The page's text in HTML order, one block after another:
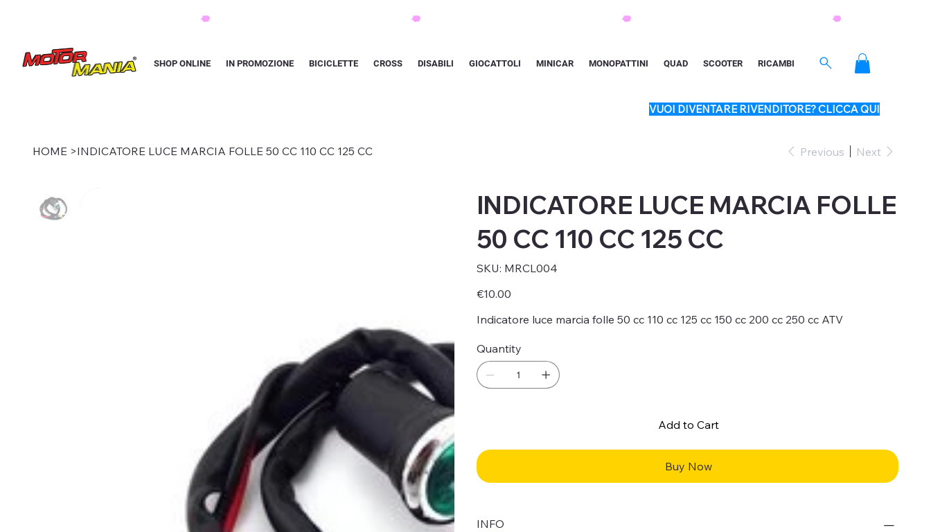
SHOP ONLINE IN PROMOZIONE BICICLETTE CROSS DISABILI GIOCATTOLI MINICAR MONOPATTINI QUAD SCOOTER RICAMBI
VUOI DIVENTARE RIVENDITORE? CLICCA QUI
HOME >INDICATORE LUCE MARCIA FOLLE 50 CC 110 CC 125 CC Previous Next
INDICATORE LUCE MARCIA FOLLE
50 CC 110 CC 125 CC
SKU: SKU
MRCL004
MRCL004
Price
€10.00
Indicatore luce marcia folle 50 cc 110 cc 125 cc 150 cc 200 cc 250 cc ATV
Quantity
Add to Cart
Buy Now
INFO